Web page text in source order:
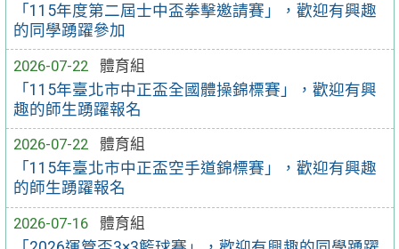
「115年度第二屆士中盃拳擊邀請賽」，歡迎有興趣
的同學踴躍參加
2026-07-22
體育組
「115年臺北市中正盃全國體操錦標賽」，歡迎有興
趣的師生踴躍報名
2026-07-22
體育組
「115年臺北市中正盃空手道錦標賽」，歡迎有興趣
的師生踴躍報名
2026-07-16
體育組